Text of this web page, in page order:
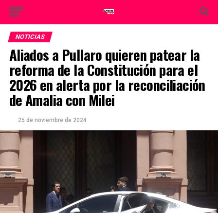
NOTICIAS
Aliados a Pullaro quieren patear la
reforma de la Constitución para el
2026 en alerta por la reconciliación
de Amalia con Milei
25 de noviembre de 2024